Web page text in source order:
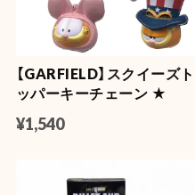
【GARFIELD】スクイーズト
ッパーキーチェーン ★
¥1,540